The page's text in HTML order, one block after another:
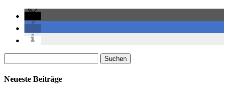
nach:
Neueste Beiträge